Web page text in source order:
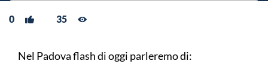
0 35
Nel Padova flash di oggi parleremo di: